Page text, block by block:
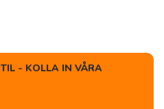
- KOLLA IN VÅRA